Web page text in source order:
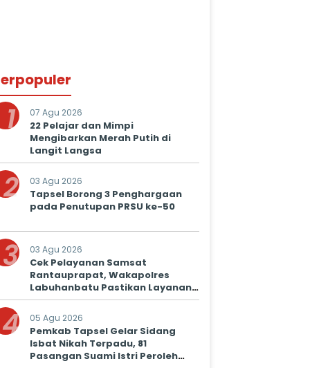
1 07 Agu 2026
22 Pelajar dan Mimpi
Mengibarkan Merah Putih di
Langit Langsa
2 03 Agu 2026
Tapsel Borong 3 Penghargaan
pada Penutupan PRSU ke-50
3 03 Agu 2026
Cek Pelayanan Samsat
Rantauprapat, Wakapolres
Labuhanbatu Pastikan Layanan
Prima untuk Masyarakat
4 05 Agu 2026
Pemkab Tapsel Gelar Sidang
Isbat Nikah Terpadu, 81
Pasangan Suami Istri Peroleh